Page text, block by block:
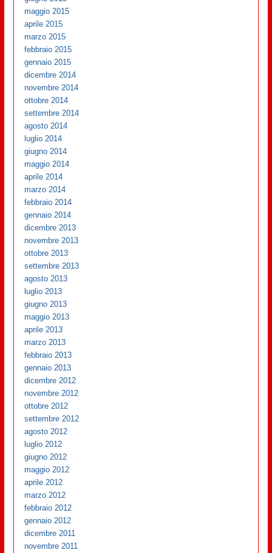
maggio 2015
aprile 2015
marzo 2015
febbraio 2015
gennaio 2015
dicembre 2014
novembre 2014
ottobre 2014
settembre 2014
agosto 2014
luglio 2014
giugno 2014
maggio 2014
aprile 2014
marzo 2014
febbraio 2014
gennaio 2014
dicembre 2013
novembre 2013
ottobre 2013
settembre 2013
agosto 2013
luglio 2013
giugno 2013
maggio 2013
aprile 2013
marzo 2013
febbraio 2013
gennaio 2013
dicembre 2012
novembre 2012
ottobre 2012
settembre 2012
agosto 2012
luglio 2012
giugno 2012
maggio 2012
aprile 2012
marzo 2012
febbraio 2012
gennaio 2012
dicembre 2011
novembre 2011